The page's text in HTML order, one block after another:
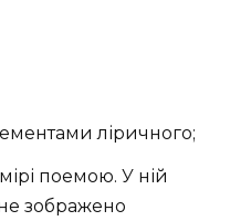
ліричного;
поемою. У ній
зображено